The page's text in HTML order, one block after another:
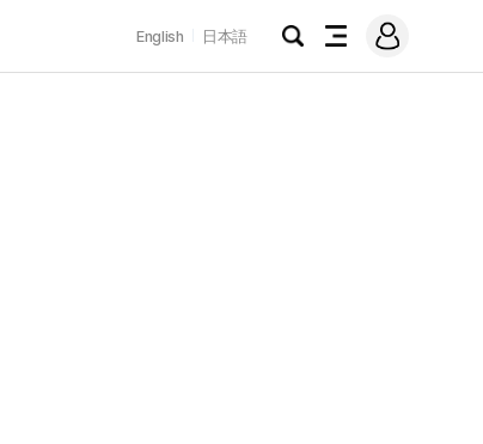
English 日本語
검
전
메
그